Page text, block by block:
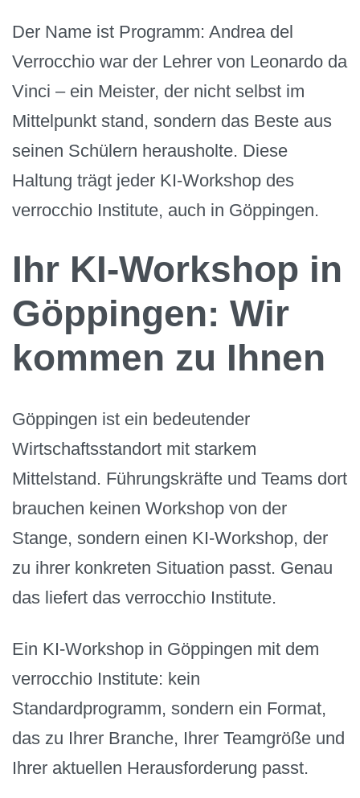
Der Name ist Programm: Andrea del
Verrocchio war der Lehrer von Leonardo da
Vinci – ein Meister, der nicht selbst im
Mittelpunkt stand, sondern das Beste aus
seinen Schülern herausholte. Diese
Haltung trägt jeder KI-Workshop des
verrocchio Institute, auch in Göppingen.
Ihr KI-Workshop in
Göppingen: Wir
kommen zu Ihnen
Göppingen ist ein bedeutender
Wirtschaftsstandort mit starkem
Mittelstand. Führungskräfte und Teams dort
brauchen keinen Workshop von der
Stange, sondern einen KI-Workshop, der
zu ihrer konkreten Situation passt. Genau
das liefert das verrocchio Institute.
Ein KI-Workshop in Göppingen mit dem
verrocchio Institute: kein
Standardprogramm, sondern ein Format,
das zu Ihrer Branche, Ihrer Teamgröße und
Ihrer aktuellen Herausforderung passt.